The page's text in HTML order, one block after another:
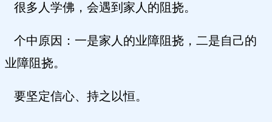
很多人学佛，会遇到家人的阻挠。
个中原因：一是家人的业障阻挠，二是自己的
业障阻挠。
要坚定信心、持之以恒。